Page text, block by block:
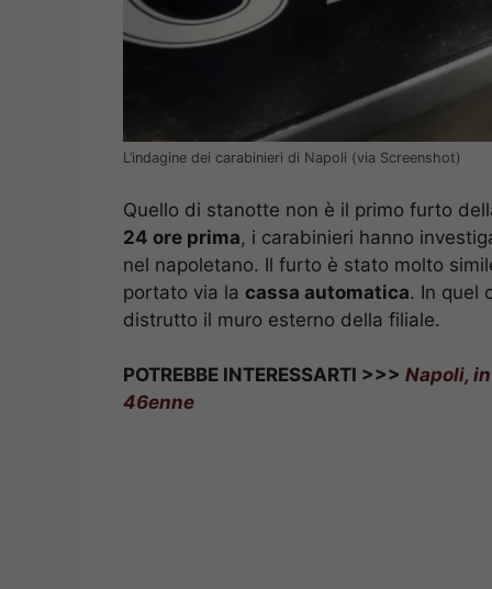
L’indagine dei carabinieri di Napoli (via Screenshot)
Quello di stanotte non è il primo furto
24 ore prima, i carabinieri hanno
nel napoletano. Il furto è stato molto
portato via la cassa automatica. In quel
distrutto il muro esterno della filiale.
POTREBBE INTERESSARTI >>> Napoli,
46enne